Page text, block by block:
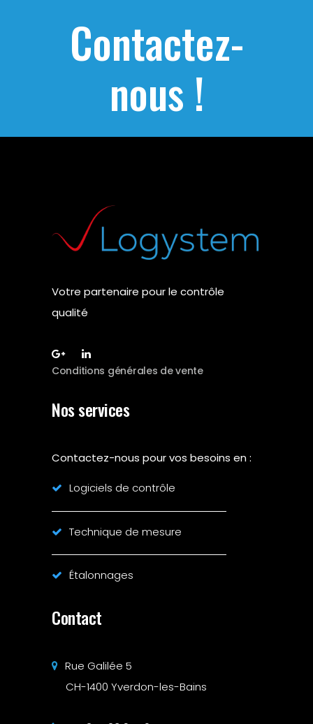
Contactez-
nous !
Votre partenaire pour le contrôle
qualité
Conditions générales de vente
Nos services
Contactez-nous pour vos besoins en :
Logiciels de contrôle
Technique de mesure
Étalonnages
Contact
Rue Galilée 5
CH-1400 Yverdon-les-Bains